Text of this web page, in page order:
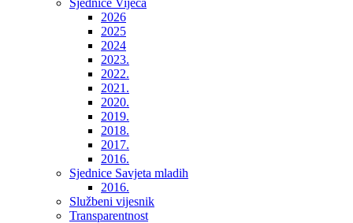
Sjednice Vijeća
2026
2025
2024
2023.
2022.
2021.
2020.
2019.
2018.
2017.
2016.
Sjednice Savjeta mladih
2016.
Službeni vijesnik
Transparentnost